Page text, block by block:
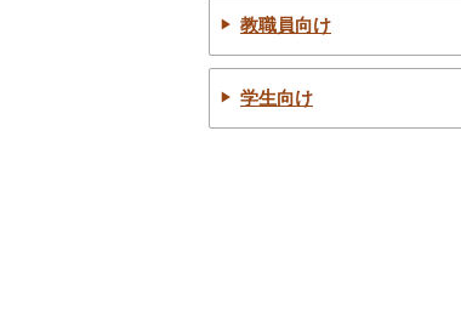
教職員向け
学生向け